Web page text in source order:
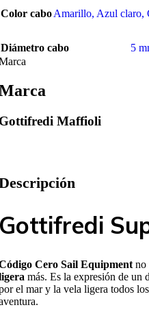
Color caboAmarillo, Azul claro,
Diámetro cabo 5
Maffioli
Cero Sail Equipment no
más. Es la expresión de un
el mar y la vela ligera todos